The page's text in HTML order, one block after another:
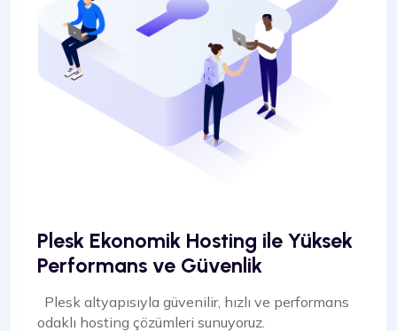
Plesk Ekonomik Hosting ile Yüksek
Performans ve Güvenlik
Plesk altyapısıyla güvenilir, hızlı ve performans
odaklı hosting çözümleri sunuyoruz.